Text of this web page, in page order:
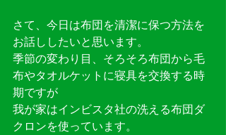
さて、今日は布団を清潔に保つ方法を
お話ししたいと思います。
季節の変わり目、そろそろ布団から毛
布やタオルケットに寝具を交換する時
期ですが
我が家はインビスタ社の洗える布団ダ
クロンを使っています。